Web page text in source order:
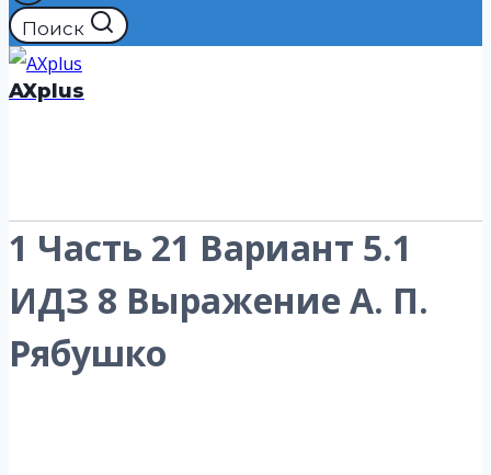
Поиск
AXplus
1 Часть 21 Вариант 5.1
ИДЗ 8 Выражение А. П.
Рябушко